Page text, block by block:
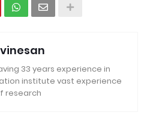
33 years experience in
institute vast experience
research